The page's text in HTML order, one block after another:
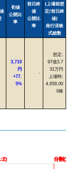
初値
公開比
率
前日終
値
公開比
率
(上場前想
定/前日終
値)
発行済株
式総数
3,710
円
+77.
5%
-
想定:
97億3,7
31万円
上場時:
4,659,00
0株
分割